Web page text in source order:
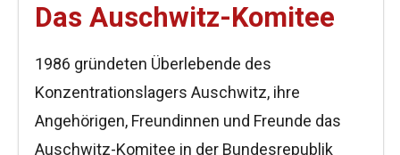
Das Auschwitz-Komitee
1986 gründeten Überlebende des
Konzentrationslagers Auschwitz, ihre
Angehörigen, Freundinnen und Freunde das
Auschwitz-Komitee in der Bundesrepublik